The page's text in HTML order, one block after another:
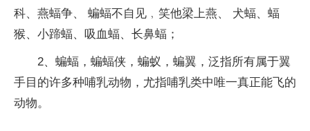
科、燕蝠争、 蝙蝠不自见﹐笑他梁上燕、 犬蝠、蝠
猴、小蹄蝠、吸血蝠、长鼻蝠；
2、蝙蝠，蝙蝠侠，蝙蚁，蝙翼，泛指所有属于翼
手目的许多种哺乳动物，尤指哺乳类中唯一真正能飞的
动物。